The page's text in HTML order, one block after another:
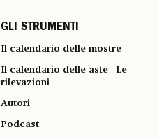
GLI STRUMENTI
Il calendario delle mostre
Il calendario delle aste | Le
rilevazioni
Autori
Podcast